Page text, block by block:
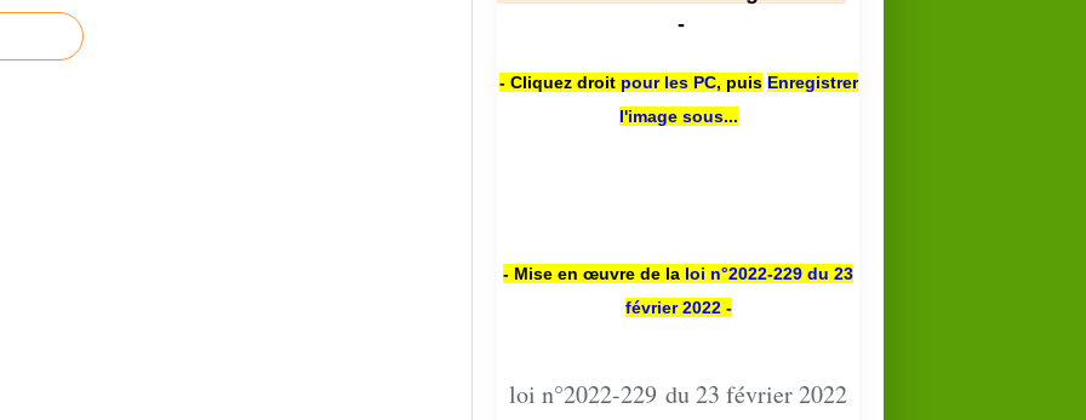
-
- Cliquez droit pour les PC, puis Enregistrer
l'image sous...
- Mise en œuvre de la loi n°2022-229 du 23
février 2022 -
loi n°2022-229 du 23 février 2022